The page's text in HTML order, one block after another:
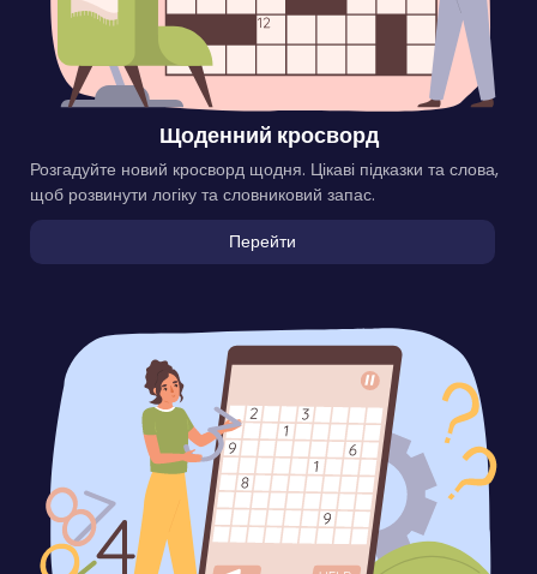
Щоденний кросворд
Розгадуйте новий кросворд щодня. Цікаві підказки та слова,
щоб розвинути логіку та словниковий запас.
Перейти